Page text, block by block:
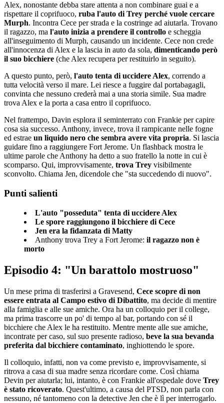
Alex, nonostante debba stare attenta a non combinare guai e a
rispettare il coprifuoco, ruba l'auto di Trey perché vuole cercare
Murph. Incontra Cece per strada e la costringe ad aiutarla. Trovano
il ragazzo, ma l'auto inizia a prendere il controllo e scheggia
all'inseguimento di Murph, causando un incidente. Cece non crede
all'innocenza di Alex e la lascia in auto da sola, dimenticando però
il suo bicchiere (che Alex recupera per restituirlo in seguito).
A questo punto, però, l'auto tenta di uccidere Alex, correndo a
tutta velocità verso il mare. Lei riesce a fuggire dal portabagagli,
convinta che nessuno crederà mai a una storia simile. Sua madre
trova Alex e la porta a casa entro il coprifuoco.
Nel frattempo, Davin esplora il seminterrato con Frankie per capire
cosa sia successo. Anthony, invece, trova il rampicante nelle fogne
ed estrae un liquido nero che sembra avere vita propria. Si lascia
guidare fino a raggiungere Fort Jerome. Un flashback mostra le
ultime parole che Anthony ha detto a suo fratello la notte in cui è
scomparso. Qui, improvvisamente, trova Trey visibilmente
sconvolto. Chiama Jen, dicendole che "sta succedendo di nuovo".
Punti salienti
L'auto "posseduta" tenta di uccidere Alex
Le spore raggiungono il bicchiere di Cece
Jen era la fidanzata di Matty
Anthony trova Trey a Fort Jerome: il ragazzo non è
morto
Episodio 4: "Un barattolo mostruoso"
Un mese prima di trasferirsi a Gravesend, Cece scopre di non
essere entrata al Campo estivo di Dibattito, ma decide di mentire
alla famiglia e alle sue amiche. Ora ha un colloquio per il college,
ma prima trascorre un po' di tempo al bar, portando con sé il
bicchiere che Alex le ha restituito. Mentre mente alle sue amiche,
incontrate per caso, sul suo presente radioso, beve la sua bevanda
preferita dal bicchiere contaminato, inghiottendo le spore.
Il colloquio, infatti, non va come previsto e, improvvisamente, si
ritrova a casa di sua madre senza ricordare come. Così chiama
Devin per aiutarla; lui, intanto, è con Frankie all'ospedale dove Trey
è stato ricoverato. Quest'ultimo, a causa del PTSD, non parla con
nessuno, né tantomeno con la detective Jen che è lì per interrogarlo.